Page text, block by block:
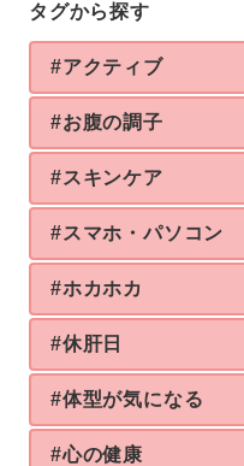
タグから探す
#アクティブ
#お腹の調子
#スキンケア
#スマホ・パソコン
#ホカホカ
#休肝日
#体型が気になる
#心の健康